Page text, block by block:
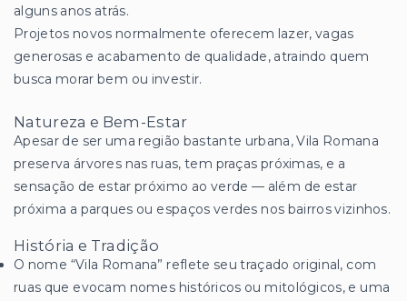
alguns anos atrás.
Projetos novos normalmente oferecem lazer, vagas
generosas e acabamento de qualidade, atraindo quem
busca morar bem ou investir.
Natureza e Bem-Estar
Apesar de ser uma região bastante urbana, Vila Romana
preserva árvores nas ruas, tem praças próximas, e a
sensação de estar próximo ao verde — além de estar
próxima a parques ou espaços verdes nos bairros vizinhos.
História e Tradição
O nome “Vila Romana” reflete seu traçado original, com
ruas que evocam nomes históricos ou mitológicos, e uma